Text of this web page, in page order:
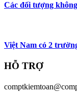
Các đối tượng
Việt Nam có 2
HỖ TRỢ